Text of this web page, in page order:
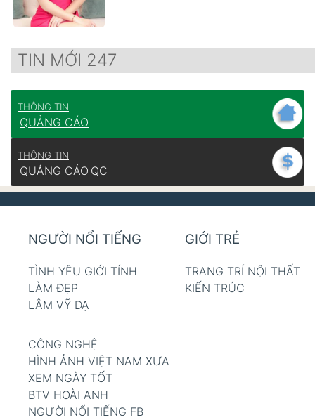
TIN MỚI 247
THÔNG TIN
QUẢNG CÁO
THÔNG TIN
QUẢNG CÁO QC
NGƯỜI NỔI TIẾNG
TÌNH YÊU GIỚI TÍNH
LÀM ĐẸP
LÂM VỸ DẠ
GIỚI TRẺ
TRANG TRÍ NỘI THẤT
KIẾN TRÚC
CÔNG NGHỆ
HÌNH ẢNH VIỆT NAM XƯA
XEM NGÀY TỐT
BTV HOÀI ANH
NGƯỜI NỔI TIẾNG FB